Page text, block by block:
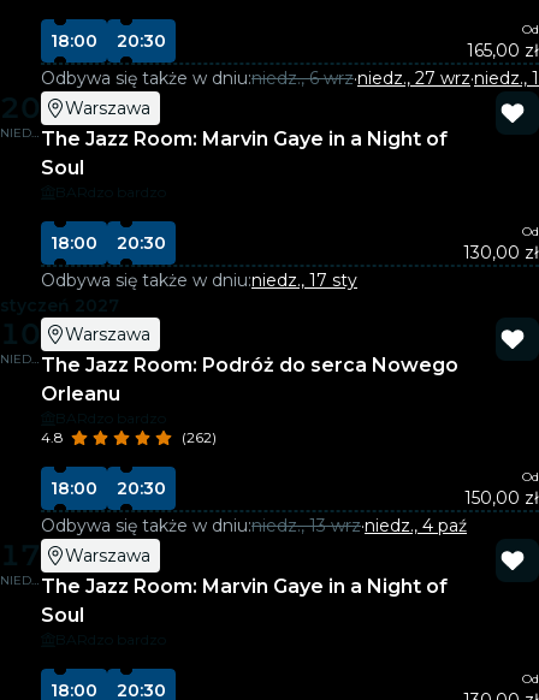
18:00 20:30
Od
165,00 zł
Odbywa się także w dniu:niedz., 6 wrz·niedz., 27 wrz·niedz.,
20
NIEDZ.
Warszawa
The Jazz Room: Marvin Gaye in a Night of
Soul
BARdzo bardzo
18:00 20:30
Od
130,00 zł
Odbywa się także w dniu:niedz., 17 sty
styczeń 2027
10
NIEDZ.
Warszawa
The Jazz Room: Podróż do serca Nowego
Orleanu
BARdzo bardzo
4.8
(262)
18:00 20:30
Od
150,00 zł
Odbywa się także w dniu:niedz., 13 wrz·niedz., 4 paź
17
NIEDZ.
Warszawa
The Jazz Room: Marvin Gaye in a Night of
Soul
BARdzo bardzo
18:00 20:30
Od